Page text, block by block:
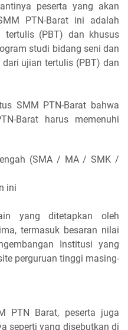
peserta yang akan
PTN-Barat ini adalah
(PBT) dan khusus
studi bidang seni dan
ujian tertulis (PBT) dan
SMM PTN-Barat bahwa
Barat harus memenuhi
(SMA / MA / SMK /
ini
yang ditetapkan oleh
termasuk besaran nilai
Institusi yang
perguruan tinggi masing-
PTN Barat, peserta juga
seperti yang disebutkan di